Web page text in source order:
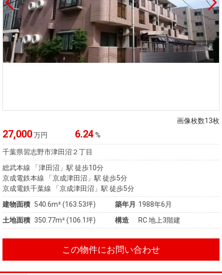
画像枚数13枚
27,000万円 6.24%
千葉県習志野市津田沼２丁目
総武本線 「津田沼」駅 徒歩10分
京成電鉄本線 「京成津田沼」駅 徒歩5分
京成電鉄千葉線 「京成津田沼」駅 徒歩5分
建物面積 540.6m² (163.53坪) 築年月
1988年6月
土地面積 350.77m² (106.1坪) 構造 RC 地上3階建
この物件にお問い合わせ